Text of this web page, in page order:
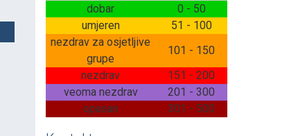
dobar
0 - 50
umjeren
51 - 100
nezdrav za osjetljive
grupe
101 - 150
nezdrav
151 - 200
veoma nezdrav
201 - 300
opasan
301 - 500